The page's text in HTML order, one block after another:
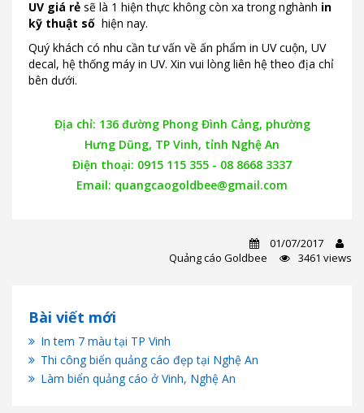
UV giá rẻ sẽ là 1 hiện thực không còn xa trong nghành in
kỹ thuật số hiện nay.
Quý khách có nhu cần tư vấn về ấn phẩm in UV cuộn, UV
decal, hệ thống máy in UV. Xin vui lòng liên hệ theo địa chỉ
bên dưới.
Địa chỉ: 136 đường Phong Đình Cảng, phường
Hưng Dũng, TP Vinh, tỉnh Nghệ An
Điện thoại: 0915 115 355 - 08 8668 3337
Email: quangcaogoldbee@gmail.com
01/07/2017
Quảng cáo Goldbee
3461 views
Bài viết mới
In tem 7 màu tại TP Vinh
Thi công biển quảng cáo đẹp tại Nghệ An
Làm biển quảng cáo ở Vinh, Nghệ An